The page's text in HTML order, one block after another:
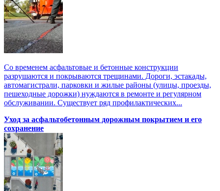
Со временем асфальтовые и бетонные конструкции
разрушаются и покрываются трещинами. Дороги, эстакады,
автомагистрали, парковки и жилые районы (улицы, проезды,
пешеходные дорожки) нуждаются в ремонте и регулярном
обслуживании. Существует ряд профилактических...
Уход за асфальтобетонным дорожным покрытием и его
сохранение